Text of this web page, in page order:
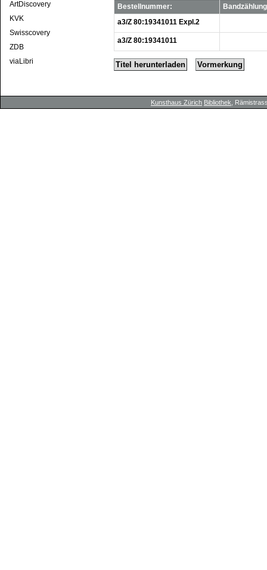
ArtDiscovery
KVK
Swisscovery
ZDB
viaLibri
Bestellnummer:
Bandzählung
a3/Z 80:19341011 Expl.2
a3/Z 80:19341011
Titel herunterladen Vormerkung
Kunsthaus Zürich Bibliothek ,